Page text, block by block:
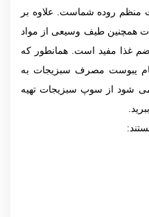
منظم روده شماست. علاوه بر
همچنین طیف وسیعی از مواد
غذا مفید است. همانطور که
یبوست مصرف سبزیجات به
شود از سوپ سبزیجات تهیه